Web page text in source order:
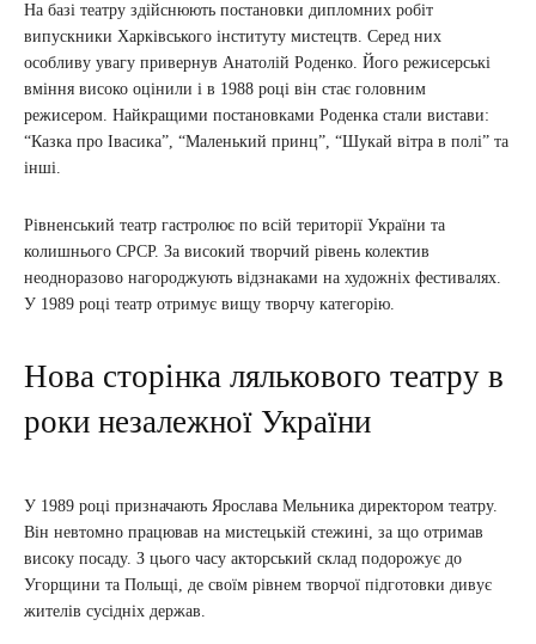
На базі театру здійснюють постановки дипломних робіт
випускники Харківського інституту мистецтв. Серед них
особливу увагу привернув Анатолій Роденко. Його режисерські
вміння високо оцінили і в 1988 році він стає головним
режисером. Найкращими постановками Роденка стали вистави:
“Казка про Івасика”, “Маленький принц”, “Шукай вітра в полі” та
інші.
Рівненський театр гастролює по всій території України та
колишнього СРСР. За високий творчий рівень колектив
неодноразово нагороджують відзнаками на художніх фестивалях.
У 1989 році театр отримує вищу творчу категорію.
Нова сторінка лялькового театру в
роки незалежної України
У 1989 році призначають Ярослава Мельника директором театру.
Він невтомно працював на мистецькій стежині, за що отримав
високу посаду. З цього часу акторський склад подорожує до
Угорщини та Польщі, де своїм рівнем творчої підготовки дивує
жителів сусідніх держав.